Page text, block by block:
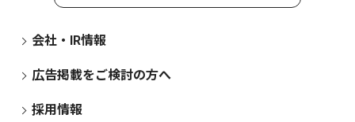
会社・IR情報
広告掲載をご検討の方へ
採用情報